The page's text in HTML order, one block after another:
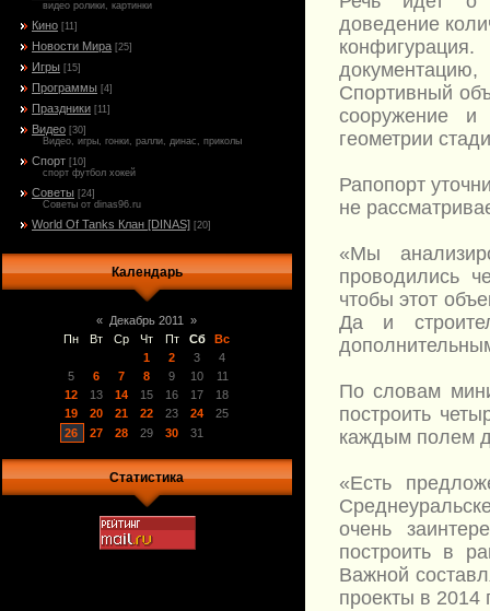
видео ролики, картинки
Кино [11]
Новости Мира [25]
Игры [15]
Программы [4]
Праздники [11]
Видео [30]
Видео, игры, гонки, ралли, динас, приколы
Спорт [10]
спорт футбол хокей
Советы [24]
Советы от dinas96.ru
World Of Tanks Клан [DINAS] [20]
Календарь
« Декабрь 2011
»
Пн
Вт Ср Чт Пт Сб
Вс
1
2 3
4
5
6 7 8 9 10
11
12
13 14 15 16 17
18
19
20 21 22 23 24
25
26
27 28 29 30 31
Статистика
доведение
Спортивный
сооружение
геометрии
Рапопорт
не
«Мы
проводились
чтобы этот
Да и
По словам
построить
каждым полем
«Есть
очень
построить в
Важной
проекты в 2014